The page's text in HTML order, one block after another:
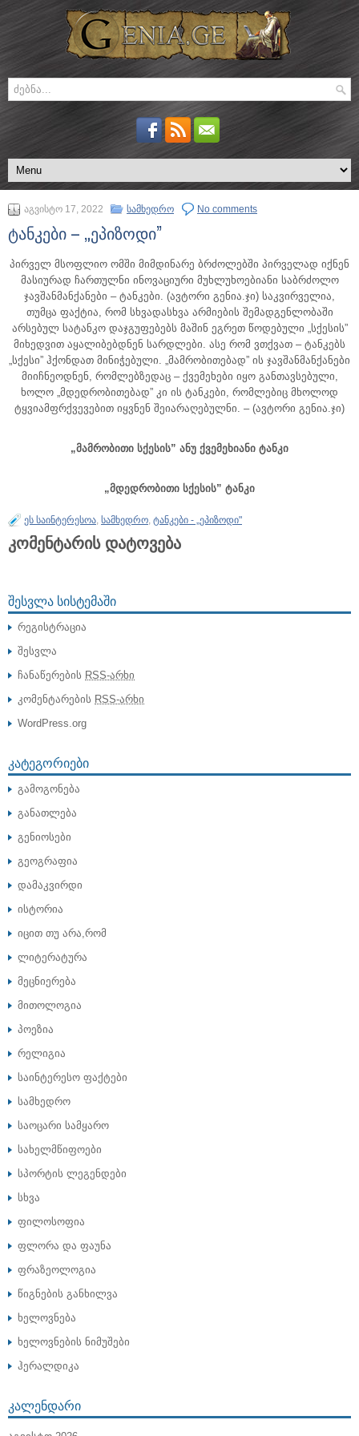
აგვისტო 17, 2022 სამხედრო No comments
ტანკები – „ეპიზოდი”
პირველ მსოფლიო ომში მიმდინარე ბრძოლებში პირველად იქნენ
მასიურად ჩართულნი ინოვაციური მუხლუხოებიანი საბრძოლო
ჯავშანმანქანები – ტანკები. (ავტორი გენია.ჯი) საკვირველია,
თუმცა ფაქტია, რომ სხვადასხვა არმიების შემადგენლობაში
არსებულ სატანკო დაჯგუფებებს მაშინ ეგრეთ წოდებული „სქესის”
მიხედვით აყალიბებდნენ სარდლები. ასე რომ ვთქვათ – ტანკებს
„სქესი” ჰქონდათ მინიჭებული. „მამრობითებად” ის ჯავშანმანქანები
მიიჩნეოდნენ, რომლებზედაც – ქვემეხები იყო განთავსებული,
ხოლო „მდედრობითებად” კი ის ტანკები, რომლებიც მხოლოდ
ტყვიამფრქვევებით იყვნენ შეიარაღებულნი. – (ავტორი გენია.ჯი)
„მამრობითი სქესის” ანუ ქვემეხიანი ტანკი
„მდედრობითი სქესის” ტანკი
ეს საინტერესოა, სამხედრო, ტანკები - „ეპიზოდი"
კომენტარის დატოვება
ᲨᲔᲡᲕᲚᲐ ᲡᲘᲡᲢᲔᲛᲐᲨᲘ
რეგისტრაცია
შესვლა
ჩანაწერების RSS-არხი
კომენტარების RSS-არხი
WordPress.org
ᲙᲐᲢᲔᲒᲝᲠᲘᲔᲑᲘ
გამოგონება
განათლება
გენიოსები
გეოგრაფია
დამაკვირდი
ისტორია
იცით თუ არა,რომ
ლიტერატურა
მეცნიერება
მითოლოგია
პოეზია
რელიგია
საინტერესო ფაქტები
სამხედრო
საოცარი სამყარო
სახელმწიფოები
სპორტის ლეგენდები
სხვა
ფილოსოფია
ფლორა და ფაუნა
ფრაზეოლოგია
წიგნების განხილვა
ხელოვნება
ხელოვნების ნიმუშები
ჰერალდიკა
ᲙᲐᲚᲔᲜᲓᲐᲠᲘ